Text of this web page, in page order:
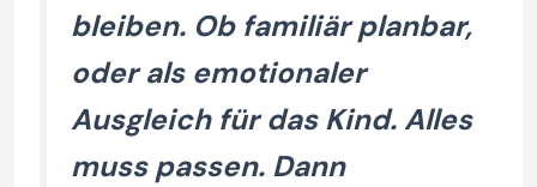
bleiben. Ob familiär planbar,
oder als emotionaler
Ausgleich für das Kind. Alles
muss passen. Dann